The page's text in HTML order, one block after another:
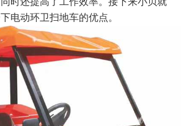
电动环卫扫地车的优点。